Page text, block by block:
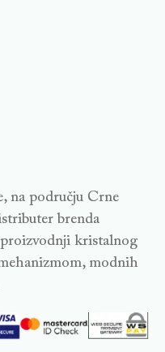
na području Crne
brenda
kristalnog
modnih